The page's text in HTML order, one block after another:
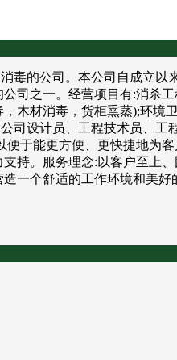
的公司。本公司自成立以
司之一。经营项目有:消杀
木材消毒，货柜熏蒸);环
司设计员、工程技术员、
于能更方便、更快捷地为
持。服务理念:以客户至上
一个舒适的工作环境和美好